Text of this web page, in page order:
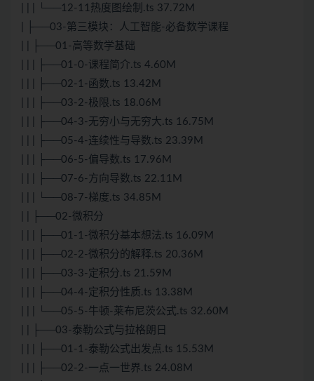
| | | └──12-11热度图绘制.ts 37.72M
| ├──03-第三模块：人工智能-必备数学课程
| | ├──01-高等数学基础
| | | ├──01-0-课程简介.ts 4.60M
| | | ├──02-1-函数.ts 13.42M
| | | ├──03-2-极限.ts 18.06M
| | | ├──04-3-无穷小与无穷大.ts 16.75M
| | | ├──05-4-连续性与导数.ts 23.39M
| | | ├──06-5-偏导数.ts 17.96M
| | | ├──07-6-方向导数.ts 22.11M
| | | └──08-7-梯度.ts 34.85M
| | ├──02-微积分
| | | ├──01-1-微积分基本想法.ts 16.09M
| | | ├──02-2-微积分的解释.ts 20.36M
| | | ├──03-3-定积分.ts 21.59M
| | | ├──04-4-定积分性质.ts 13.38M
| | | └──05-5-牛顿-莱布尼茨公式.ts 32.60M
| | ├──03-泰勒公式与拉格朗日
| | | ├──01-1-泰勒公式出发点.ts 15.53M
| | | ├──02-2-一点一世界.ts 24.08M